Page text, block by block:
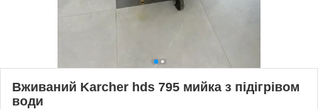
Вживаний Karcher hds 795 мийка з підігрівом
води